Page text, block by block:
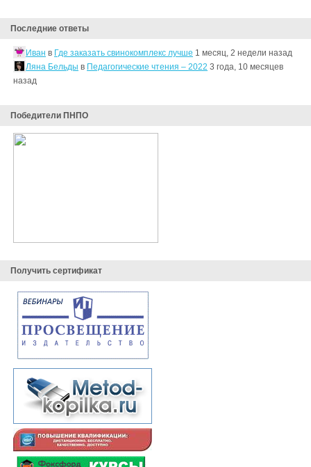
Последние ответы
Иван в Где заказать свинокомплекс лучше 1 месяц, 2 недели назад
Ляна Бельды в Педагогические чтения – 2022 3 года, 10 месяцев
назад
Победители ПНПО
Получить сертификат